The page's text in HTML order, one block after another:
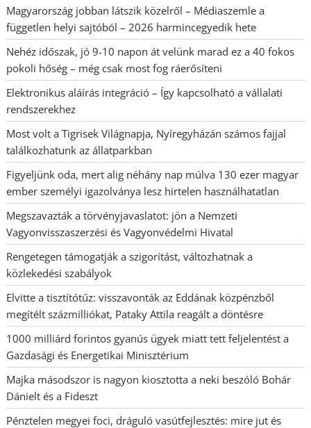
Magyarország jobban látszik közelről – Médiaszemle a
független helyi sajtóból – 2026 harmincegyedik hete
Nehéz időszak, jó 9-10 napon át velünk marad ez a 40 fokos
pokoli hőség – még csak most fog ráerősíteni
Elektronikus aláírás integráció – Így kapcsolható a vállalati
rendszerekhez
Most volt a Tigrisek Világnapja, Nyíregyházán számos fajjal
találkozhatunk az állatparkban
Figyeljünk oda, mert alig néhány nap múlva 130 ezer magyar
ember személyi igazolványa lesz hirtelen használhatatlan
Megszavazták a törvényjavaslatot: jön a Nemzeti
Vagyonvisszaszerzési és Vagyonvédelmi Hivatal
Rengetegen támogatják a szigorítást, változhatnak a
közlekedési szabályok
Elvitte a tisztítótűz: visszavonták az Eddának közpénzből
megítélt százmilliókat, Pataky Attila reagált a döntésre
1000 milliárd forintos gyanús ügyek miatt tett feljelentést a
Gazdasági és Energetikai Minisztérium
Majka másodszor is nagyon kiosztotta a neki beszóló Bohár
Dánielt és a Fideszt
Pénztelen megyei foci, dráguló vasútfejlesztés: mire jut és